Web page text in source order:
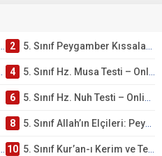
2 5. Sınıf Peygamber Kıssaları Ünite Testi – Online Çöz
4 5. Sınıf Hz. Musa Testi – Online Çöz
6 5. Sınıf Hz. Nuh Testi – Online Çöz
8 5. Sınıf Allah’ın Elçileri: Peygamberler Testi – Online Çöz
10 5. Sınıf Kur’an-ı Kerim ve Temel Özellikleri Testi – Online Çöz